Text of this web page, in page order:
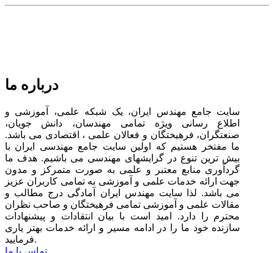
درباره ما
سایت جامع مهندس ایران، یک شبکه علمی، آموزشی و
اطلاع رسانی ویژه تمامی مهندسان، دانش جویان،
صنعتگران، فرهیختگان و فعالان علمی ، اقتصادی می باشد.
ما مفتخر هستیم که اولین سایت جامع مهندسی ایران با
بیش ترین تنوع در گرایشهای مهندسی می باشیم. هدف ما
گردآوری منابع معتبر و علمی به صورت متمرکز و مدون
جهت ارائه خدمات علمی و آموزشی به تمامی کاربران عزیز
می باشد. لذا سایت مهندس ایران آمادگی درج مطالب و
مقالات علمی و آموزشی تمامی فرهیختگان و صاحب نظران
محترم را دارد. امید است با بیان انتقادات و پیشنهادات
سازنده خود ما را در ادامه مسیر و ارائه خدمات بهتر یاری
فرمایید.
تماس با ما